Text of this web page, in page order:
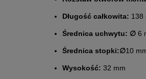
Długość całkowita: 138
Średnica uchwytu: ∅ 6
Średnica stopki:∅10
Wysokość: 32 mm